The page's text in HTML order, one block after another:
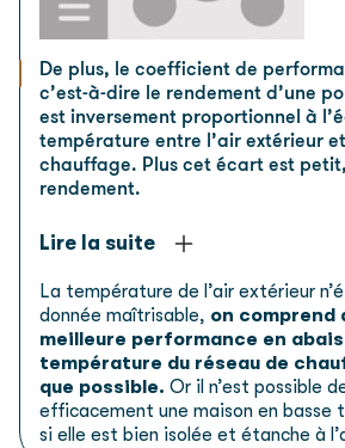
De plus, le coefficient de
c’est-à-dire le rendement d’une
est inversement proportionnel à
température entre l’air extérieur
chauffage. Plus cet écart est
rendement.
Lire la suite
La température de l’air extérieur
donnée maîtrisable, on comprend
meilleure performance en
température du réseau de
que possible. Or il n’est possible
efficacement une maison en basse
si elle est bien isolée et étanche à